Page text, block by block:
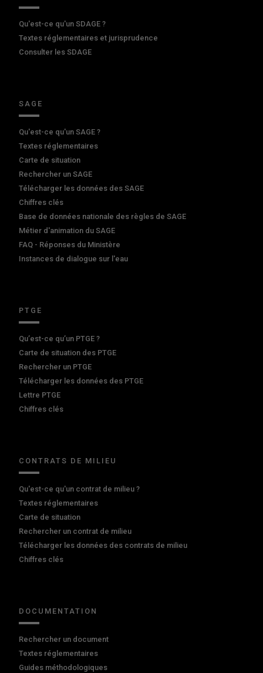
Qu'est-ce qu'un SDAGE ?
Textes réglementaires et jurisprudence
Consulter les SDAGE
SAGE
Qu'est-ce qu'un SAGE ?
Textes réglementaires
Carte de situation
Rechercher un SAGE
Télécharger les données des SAGE
Chiffres clés
Base de données nationale des règles de SAGE
Métier d'animation du SAGE
FAQ - Réponses du Ministère
Instances de dialogue sur l'eau
PTGE
Qu’est-ce qu’un PTGE ?
Carte de situation des PTGE
Rechercher un PTGE
Télécharger les données des PTGE
Lettre PTGE
Chiffres clés
CONTRATS DE MILIEU
Qu'est-ce qu'un contrat de milieu ?
Textes réglementaires
Carte de situation
Rechercher un contrat de milieu
Télécharger les données des contrats de milieu
Chiffres clés
DOCUMENTATION
Rechercher un document
Textes réglementaires
Guides méthodologiques